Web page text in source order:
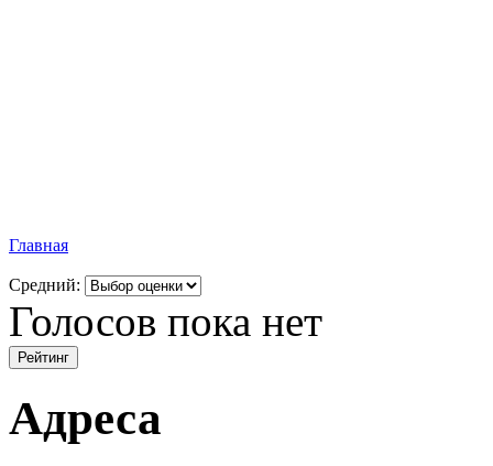
Главная
Средний:
Голосов пока нет
Адреса